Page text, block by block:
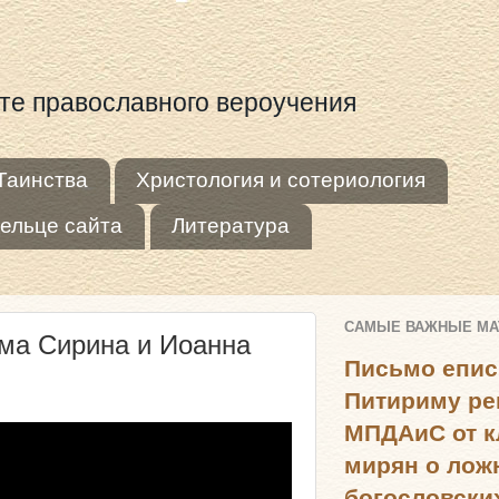
православного вероучения
Христология и сотериология
сайта
Литература
Сирина и Иоанна
САМЫЕ ВАЖНЫЕ
Письмо
Питириму
МПДАиС от
мирян о